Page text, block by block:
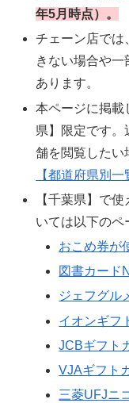
年5月時点）。
チェーン店では
きない場合や
あります。
本ページに掲載
県】限定です。
舗を閲覧したい
【都道府県別一
【千葉県】で
いては以下のペ
おこめ券が
図書カード
ジェフグル
イオンギフ
JCBギフト
VJAギフト
三菱UFJニ